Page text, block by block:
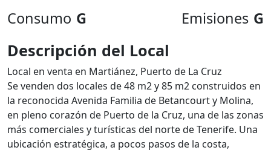
Consumo G Emisiones G
Descripción del Local
Local en venta en Martiánez, Puerto de La Cruz
Se venden dos locales de 48 m2 y 85 m2 construidos en
la reconocida Avenida Familia de Betancourt y Molina,
en pleno corazón de Puerto de la Cruz, una de las zonas
más comerciales y turísticas del norte de Tenerife. Una
ubicación estratégica, a pocos pasos de la costa,